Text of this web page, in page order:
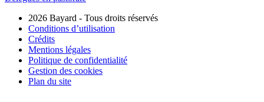
2026 Bayard - Tous droits réservés
Conditions d’utilisation
Crédits
Mentions légales
Politique de confidentialité
Gestion des cookies
Plan du site